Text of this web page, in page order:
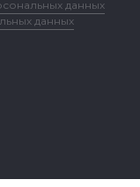
данных
данных